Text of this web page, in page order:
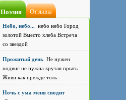
Поэзия Отзывы
Небо, небо... небо небо Город
золотой Вместо хлеба Встреча
со звездой
Прожитый день Не нужен
подвиг не нужна крутая прыть
Живи как прежде толь
Ночь с ума меня сводит